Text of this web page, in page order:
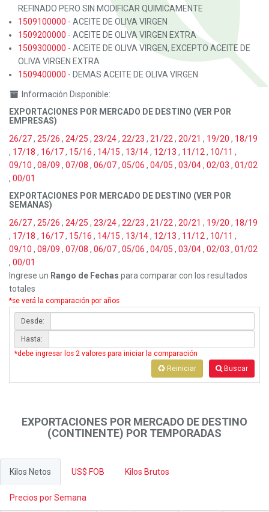
REFINADO PERO SIN MODIFICAR QUIMICAMENTE
1509100000 - ACEITE DE OLIVA VIRGEN
1509200000 - ACEITE DE OLIVA VIRGEN EXTRA
1509300000 - ACEITE DE OLIVA VIRGEN, EXCEPTO ACEITE DE
OLIVA VIRGEN EXTRA
1509400000 - DEMAS ACEITE DE OLIVA VIRGEN
Información Disponible:
EXPORTACIONES POR MERCADO DE DESTINO (VER POR
EMPRESAS)
26/27, 25/26 , 24/25 , 23/24, 22/23 , 21/22 , 20/21 , 19/20 , 18/19
, 17/18 , 16/17, 15/16 , 14/15 , 13/14, 12/13 , 11/12 , 10/11 ,
09/10 , 08/09 , 07/08 , 06/07, 05/06 , 04/05 , 03/04, 02/03 , 01/02
, 00/01
EXPORTACIONES POR MERCADO DE DESTINO (VER POR
SEMANAS)
26/27, 25/26 , 24/25 , 23/24, 22/23 , 21/22 , 20/21 , 19/20 , 18/19
, 17/18 , 16/17, 15/16 , 14/15 , 13/14, 12/13 , 11/12 , 10/11 ,
09/10 , 08/09 , 07/08 , 06/07, 05/06 , 04/05 , 03/04, 02/03 , 01/02
, 00/01
Ingrese un Rango de Fechas para comparar con los resultados
totales
*se verá la comparación por años
Desde:
Hasta:
*debe ingresar los 2 valores para iniciar la comparación
Buscar
Reiniciar
EXPORTACIONES POR MERCADO DE DESTINO
(CONTINENTE) POR TEMPORADAS
Kilos Netos US$ FOB Kilos Brutos
Precios por Semana